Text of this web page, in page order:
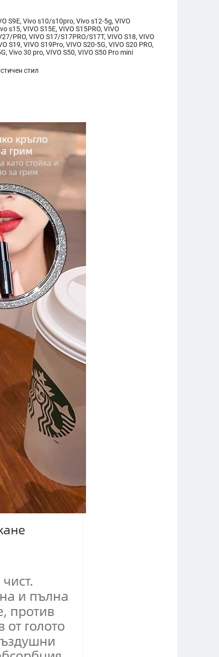
S9E, Vivo s10/s10pro, Vivo s12-5g, VIVO
s15, VIVO S15E, VIVO S15PRO, VIVO
PRO, VIVO S17/S17PRO/S17T, VIVO S18, VIVO
S19, VIVO S19Pro, VIVO S20-5G, VIVO S20 PRO,
Vivo 30 pro, VIVO S50, VIVO S50 Pro mini
стил